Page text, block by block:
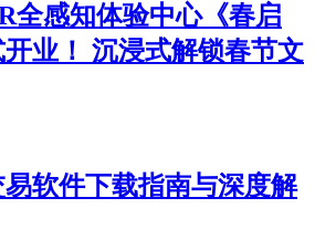
全感知体验中心《春启
开业！ 沉浸式解锁春节文
易软件下载指南与深度解